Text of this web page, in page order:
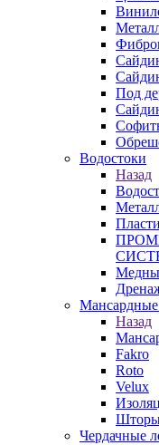
Под
Водостоки
Назад
Мансардные
Назад
Fakro
Roto
Velux
Чердачные